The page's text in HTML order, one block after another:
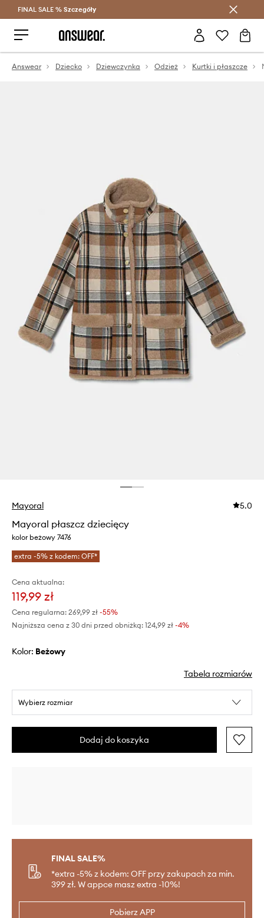
Oszczędzaj z Answear Club >
FINAL SALE % Szczegóły
Answear Dziecko Dziewczynka Odzież Kurtki i płaszcze
Mayoral 5.0
Mayoral płaszcz dziecięcy
kolor beżowy 7476
extra -5% z kodem: OFF*
Cena aktualna:
119,99 zł
Cena regularna: 269,99 zł -55%
Najniższa cena z 30 dni przed obniżką: 124,99 zł -4%
Kolor: beżowy
Tabela rozmiarów
Wybierz rozmiar
Dodaj do koszyka
FINAL SALE%
*extra -5% z kodem: OFF przy zakupach za min.
399 zł. W appce masz extra -10%!
Pobierz APP